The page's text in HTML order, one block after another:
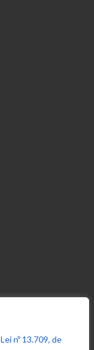
Lei nº 13.709, de